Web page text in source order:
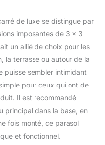
de l'auvent sont
avec une longue
éclair
facile à
et difficile à
par temps
【Fournit une
gamme d'ombre】
de l'auvent de ce
d'extérieur
est de 3 x 4 m, ce
vous fournir
de luxe se distingue par
imposantes de 3 x 3
un allié de choix pour les
la terrasse ou autour de la
puisse sembler intimidant
pour ceux qui ont de
Il est recommandé
principal dans la base, en
fois monté, ce parasol
et fonctionnel.